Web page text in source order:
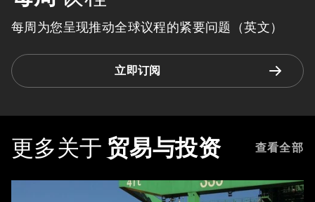
每周为您呈现推动全球议程的紧要问题（英文）
立即订阅
更多关于 贸易与投资 查看全部